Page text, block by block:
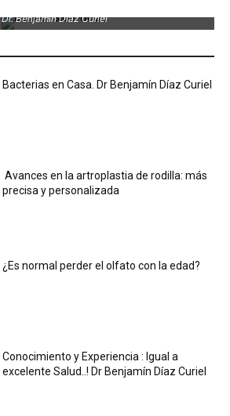
Dr. Benjamin Díaz Curiel
Bacterias en Casa. Dr Benjamín Díaz Curiel
Avances en la artroplastia de rodilla: más
precisa y personalizada
¿Es normal perder el olfato con la edad?
Conocimiento y Experiencia : Igual a
excelente Salud..! Dr Benjamín Díaz Curiel